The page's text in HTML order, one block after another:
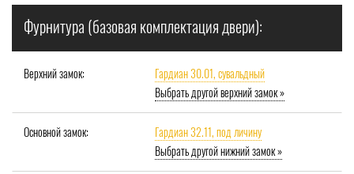
Фурнитура (базовая комплектация двери):
Верхний замок:
Гардиан 30.01, сувальдный
Выбрать другой верхний замок »
Основной замок:
Гардиан 32.11, под личину
Выбрать другой нижний замок »